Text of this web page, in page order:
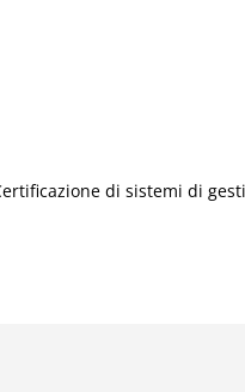
di sistemi di